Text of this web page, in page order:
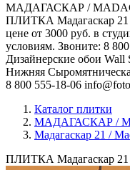
МАДАГАСКАР /
ПЛИТКА Мадагаскар 21
цене от 3000 руб. в
условиям. Звоните: 8
Дизайнерские обои Wall
Нижняя
8 800 555-18-06
Каталог плитки
МАДАГАСКАР /
Мадагаскар 21 /
ПЛИТКА Мадагаскар 21